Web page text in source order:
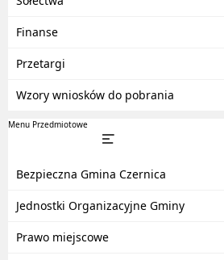
Finanse
Przetargi
Wzory wniosków do pobrania
Menu Przedmiotowe
Bezpieczna Gmina Czernica
Jednostki Organizacyjne Gminy
Prawo miejscowe